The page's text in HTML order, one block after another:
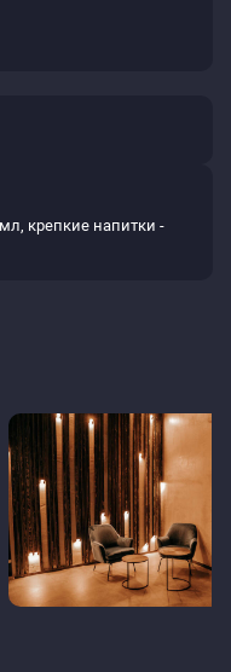
крепкие напитки -